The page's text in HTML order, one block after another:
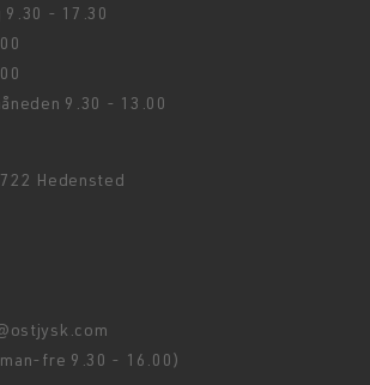
9.30 - 17.30
9.30 - 13.00
Hedensted
fre 9.30 - 16.00)